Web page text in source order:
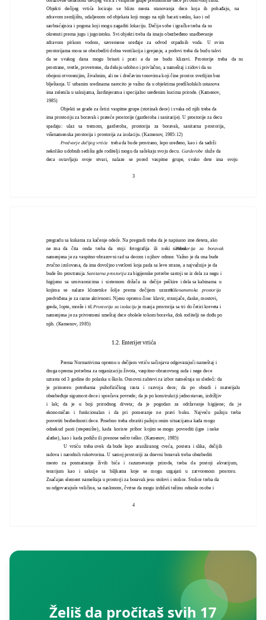
Objekti dečijeg vrtića lociraju se blizu mesta stanovanja dece koja ih pohađaju, na
zdravom zemljištu, udaljenom od objekata koji mogu na njih bacati senku, kao i od
saobraćajnica i pogona koji mogu zagaditi lokaciju. Dečije sobe i igračke treba da su
okrenuti prema jugu i jugoistoku. Svi objekti treba da imaju obezbeđeno snadbevanje
zdravom pitkom vodom, savremene uređaje za odvod otpadnih voda. U svim
prostorijama mora se obezbediti dobra ventilacija i grejanje, a podovi treba da budu takvi
da se svakog dana mogu brisati i prati a da ne budu klizavi. Prostorije treba da su
prostrane, svetle, provetrene, da deluju udobno i privlačno, a nameštaj i zidovi da su
obojeni otvorenijim, živahnim, ali ne i drečavim tonovima koji čine prostor svetlijim bez
blještanja. U urbanim sredinama narocito je važno da u objektima predškolskih ustanova
ima zelenila u saksijama, žardinjerama i specijalno uređenim kucima prirode. (Kamenov,
1985)
Objekti se grade za četiri vaspitne grupe (stotinak dece) i svaka od njih treba da
ima prostoriju za boravak i prateće prostorije (garderoba i sanitarije). U prostorije za decu
spadaju: ulaz sa tremom, garderoba, prostorija za boravak, sanitarna prostorija,
višenamenska prostorija i prostorija za izolaciju. (Kamenov, 1985:12)
Predvorje dečijeg vrtića
treba da bude prostrano, lepo uređeno, kao i da sadrži
nekoliko udobnih sedišta gde roditelji mogu da sačekaju svoju decu.
Garderobe služe da
deca ostavljaju svoje stvari, nalaze se pored vaspitne grupe, svako dete ima svoju
3
pregradu sa kukama za kačenje odeće. Na pregradi treba da je napisano ime deteta, ako
ne zna da čita onda treba da stoji fotografija ili neki simbol.Prostorija za boravak
namenjena je za vaspitno-obrazovni rad sa decom i njihov odmor. Važno je da ona bude
zvučno izolovana, da ima dovoljno svetlosti koja pada sa leve strane, a najvažnije je da
bude što prostranija.Sanitarna prostorija za higijenske potrebe sastoji se iz dela za negu i
higijenu sa umivaonicima i sistemom držača za dečije peškire i dela sa kabinama u
kojima se nalaze klozetske šolje prema dečijem uzrastu.Višenamenska prostorija
predviđena je za razne aktivnosti. Njenu opremu čine: klavir, strunjače, daske, mostovi,
greda, lopte, mreže i td.Prostorija za izolacijuje manja prostorija sa tri do četiri kreveta i
namenjena je za privremeni smeštaj dece obolele tokom boravka, dok roditelji ne dođu po
njih. (Kamenov, 1985)
1.2. Enterijer vrtića
Prema Normativima opremu u dečijem vrtiću sačinjava odgovarajući nameštaj i
druga oprema potrebna za organizaciju života, vaspitno-obrazovnog rada i nege dece
uzrasta od 3 godine do polaska u školu. Osnovni zahtevi za izbor nameštaja su sledeći: da
je primeren potrebama psihofizičkog rasta i razvoja dece; da po obradi i materijalu
obezbeđuje sigurnost dece i sprečava povrede; da je po konstrukciji jednostavan, izdržljiv
i lak; da je u boji prirodnog drveta; da je pogodan za održavanje higijene; da je
ekonomičan i funkcionalan i da pri pomeranje ne pravi buku. Najveću pažnju treba
posvetiti bezbednosti dece. Posebno treba obratiti pažnju onim situacijama kada mogu
odnekud pasti (stepenište), kada koriste pribor kojim se mogu povrediti (igre i neke
alatke), kao i kada podižu ili prenose nešto teško. (Kamenov, 1985)
U vrtiću treba uvek da bude lepo aranžiranog cveća, postera i slika, dečijih
radova i narodnih rukotvorina. U samoj prostoriji za dnevni boravak treba obezbediti
mesto za posmatranje živih bića i razumevanje prirode, treba da postoji akvarijum,
terarijum kao i saksije sa biljkama koje se mogu uzgajati u zatvorenom prostoru.
Značajan element nameštaja u prostorji za boravak jesu stolovi i stolice. Stolice treba da
su odgovarajuće veličine, sa naslonom, čvrtse da mogu izdržati težinu odrasle osobe i
4
Želiš da pročitaš svih 17